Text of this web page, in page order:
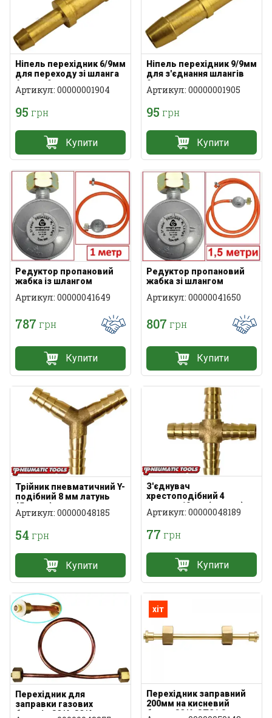
Ніпель перехідник 6/9мм
для переходу зі шланга
6мм на 9мм
Артикул: 00000001904
95 грн
Купити
Ніпель перехідник 9/9мм
для з'єднання шлангів
9мм
Артикул: 00000001905
95 грн
Купити
Редуктор пропановий
жабка із шлангом
Артикул: 00000041649
787 грн
Купити
Редуктор пропановий
жабка зі шлангом
Артикул: 00000041650
807 грн
Купити
Трійник пневматичний Y-
подібний 8 мм латунь
(Ялинка)
Артикул: 00000048185
54 грн
Купити
З'єднувач
хрестоподібний 4
виходи 10 мм (латунь)
Артикул: 00000048189
77 грн
Купити
Перехідник для
заправки газових
балонів G3/4-G3/4
хіт
Перехідник заправний
200мм на кисневий
балон G3/4-СП21,8